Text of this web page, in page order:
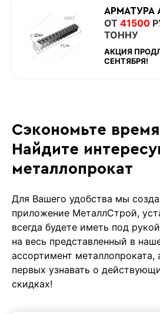
АРМАТУРА
ОТ 41500
ТОННУ
АКЦИЯ
СЕНТЯБРЯ!
Сэкономьте
Найдите
металлопрокат
Для Вашего удобства мы
приложение МеталлСтрой,
всегда будете иметь под
на весь представленный в
ассортимент металлопроката,
первых узнавать о
скидках!